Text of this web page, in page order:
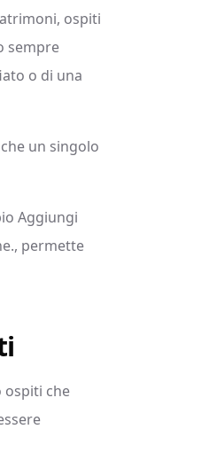
ospiti
sempre
o di una
un singolo
Aggiungi
permette
ospiti che